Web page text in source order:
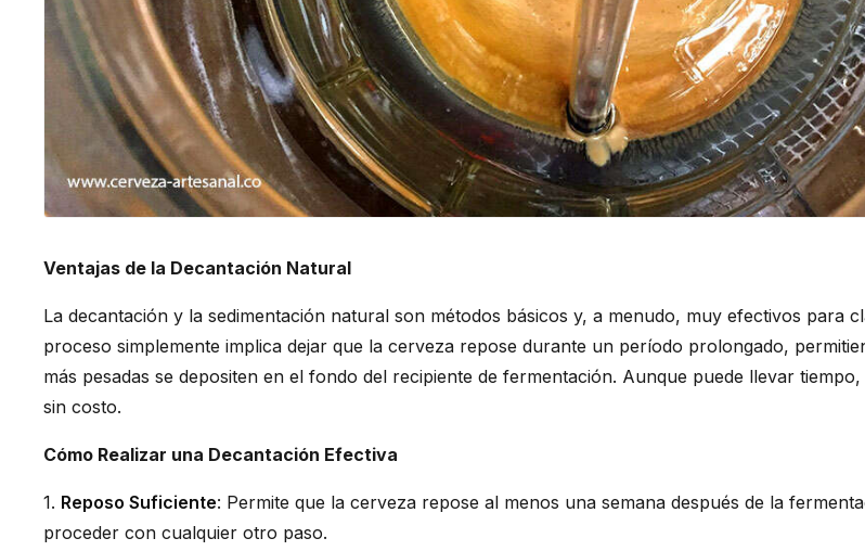
Ventajas de la Decantación Natural
La decantación y la sedimentación natural son métodos básicos y, a menudo, muy efectivos para
proceso simplemente implica dejar que la cerveza repose durante un período prolongado,
más pesadas se depositen en el fondo del recipiente de fermentación. Aunque puede llevar
sin costo.
Cómo Realizar una Decantación Efectiva
1. Reposo Suficiente: Permite que la cerveza repose al menos una semana después de la
proceder con cualquier otro paso.